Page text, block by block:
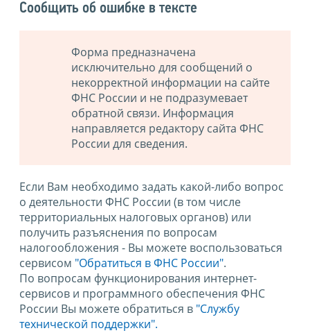
Сообщить об ошибке в тексте
Форма предназначена
исключительно для сообщений о
некорректной информации на сайте
ФНС России и не подразумевает
обратной связи. Информация
направляется редактору сайта ФНС
России для сведения.
Если Вам необходимо задать какой-либо вопрос
о деятельности ФНС России (в том числе
территориальных налоговых органов) или
получить разъяснения по вопросам
налогообложения - Вы можете воспользоваться
сервисом "Обратиться в ФНС России".
По вопросам функционирования интернет-
сервисов и программного обеспечения ФНС
России Вы можете обратиться в "Службу
технической поддержки".